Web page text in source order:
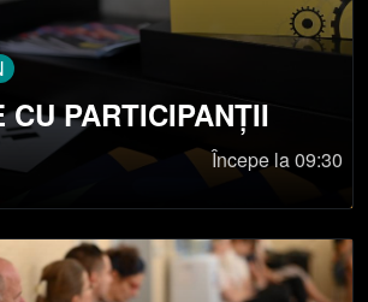
CU PARTICIPANȚII
Începe la 09:30